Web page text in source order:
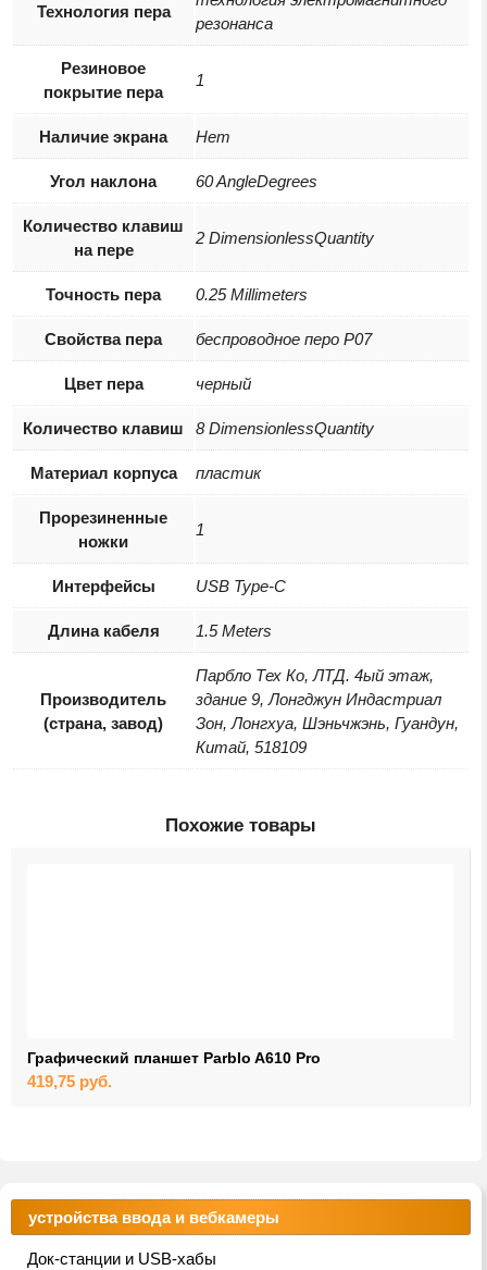
Технология пера
резонанса
Резиновое
покрытие пера
1
Наличие экрана Нет
Угол наклона 60 AngleDegrees
Количество клавиш
на пере
2 DimensionlessQuantity
Точность пера 0.25 Millimeters
Свойства пера беспроводное перо P07
Цвет пера черный
Количество клавиш 8 DimensionlessQuantity
Материал корпуса пластик
Прорезиненные
ножки
1
Интерфейсы USB Type-C
Длина кабеля 1.5 Meters
Производитель
(страна, завод)
Парбло Тех Ко, ЛТД. 4ый этаж,
здание 9, Лонгджун Индастриал
Зон, Лонгхуа, Шэньчжэнь, Гуандун,
Китай, 518109
Похожие товары
Графический планшет Parblo A610 Pro
419,75 руб.
устройства ввода и вебкамеры
Док-станции и USB-хабы